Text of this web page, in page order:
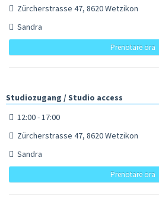
Zürcherstrasse 47, 8620 Wetzikon
Sandra
Prenotare ora
Studiozugang / Studio access
12:00 - 17:00
Zürcherstrasse 47, 8620 Wetzikon
Sandra
Prenotare ora